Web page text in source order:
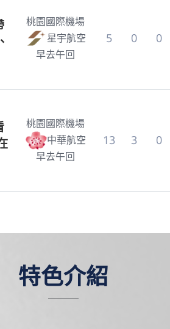
特色介紹
桃園國際機場
星宇航空
早去午回
5 0 0
桃園國際機場
中華航空
早去午回
13 3 0